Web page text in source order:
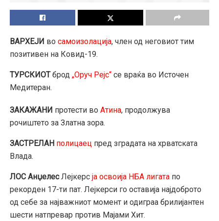
ВАРХЕЈИ во самоизолација, член од неговиот тим
позитивен на Ковид-19.
ТУРСКИОТброд „Оруч Рејс“ се враќа во Источен
Медитеран.
ЗАКАЖАНИ протести во Атина, продолжува
рочиштето за Златна зора.
ЗАСТРЕЛАН полицаец пред зградата на хрватската
Влада.
ЛОС АнџелесЛејкерс ја освоија НБА лигата по
рекорден 17-ти пат. Лејкерси го оставија најдоброто
од себе за најважниот момент и одиграа брилијантен
шести натпревар против Мајами Хит.